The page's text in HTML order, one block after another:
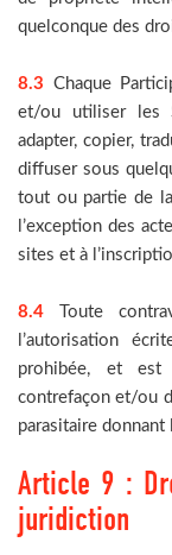
quelconque des
8.3 Chaque
et/ou utiliser les
adapter, copier,
diffuser sous
tout ou partie de
l’exception des
sites et à
8.4 Toute
l’autorisation
prohibée, et
contrefaçon et/ou
parasitaire
Article 9 :
juridiction